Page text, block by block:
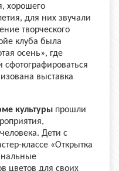
хорошего
для них звучали
творческого
клуба была
осень», где
сфотографироваться
выставка
культуры прошли
Дети с
классе «Открытка
цветов для своих